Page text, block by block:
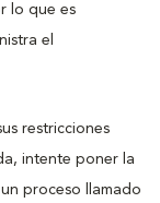
lo que es
el
restricciones
intente poner la
proceso llamado